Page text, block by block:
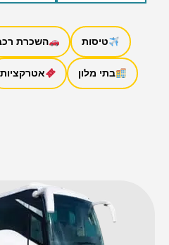
טיסות השכרת
בתי מלון אטרקציות